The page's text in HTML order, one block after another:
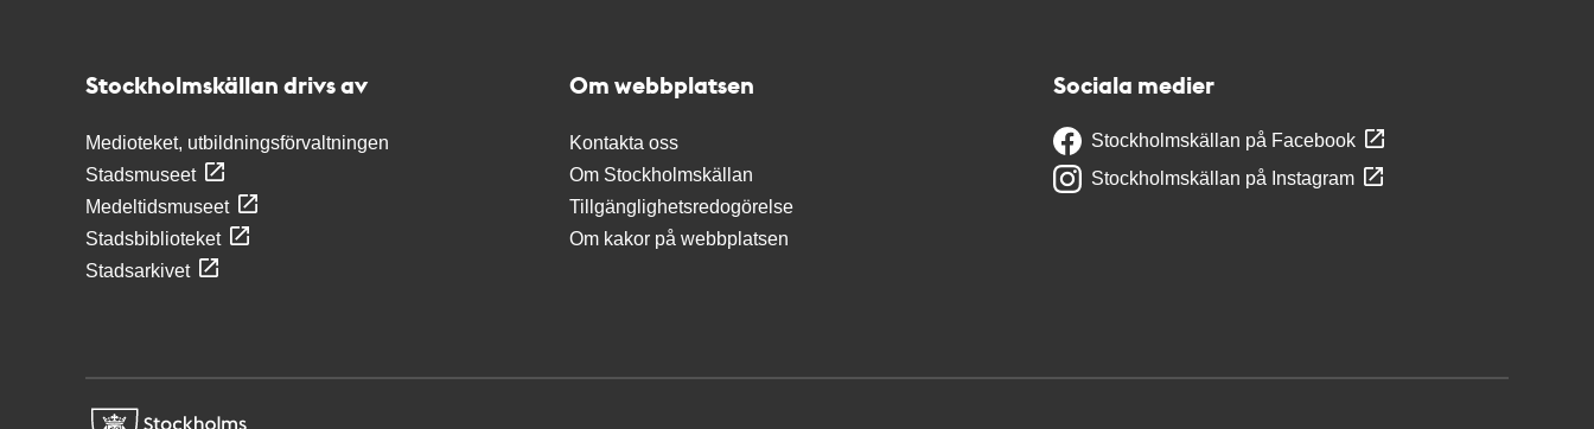
Stockholmskällan drivs av
Medioteket, utbildningsförvaltningen
Stadsmuseet
Medeltidsmuseet
Stadsbiblioteket
Stadsarkivet
Om webbplatsen
Kontakta oss
Om Stockholmskällan
Tillgänglighetsredogörelse
Om kakor på webbplatsen
Sociala medier
Stockholmskällan på Facebook
Stockholmskällan på Instagram